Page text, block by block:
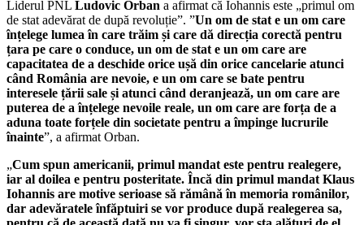
Liderul PNL Ludovic Orban a afirmat că Iohannis este „primul om
de stat adevărat de după revoluție”. ”Un om de stat e un om care
înțelege lumea în care trăim și care dă direcția corectă pentru
țara pe care o conduce, un om de stat e un om care are
capacitatea de a deschide orice ușă din orice cancelarie atunci
când România are nevoie, e un om care se bate pentru
interesele țării sale și atunci când deranjează, un om care are
puterea de a înțelege nevoile reale, un om care are forța de a
aduna toate forțele din societate pentru a împinge lucrurile
înainte”, a afirmat Orban.
„Cum spun americanii, primul mandat este pentru realegere,
iar al doilea e pentru posteritate. Încă din primul mandat Klaus
Iohannis are motive serioase să rămână în memoria românilor,
dar adevăratele înfăptuiri se vor produce după realegerea sa,